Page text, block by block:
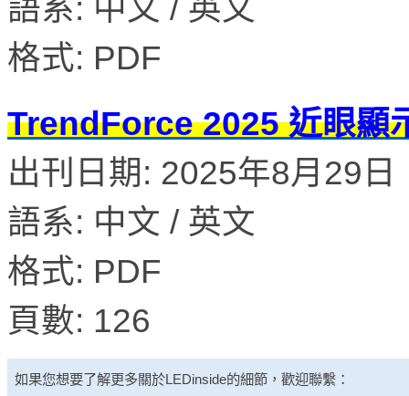
語系: 中文 / 英文
格式: PDF
TrendForce 2025 近眼顯
出刊日期: 2025年8月29日
語系: 中文 / 英文
格式: PDF
頁數: 126
如果您想要了解更多關於LEDinside的細節，歡迎聯繫：